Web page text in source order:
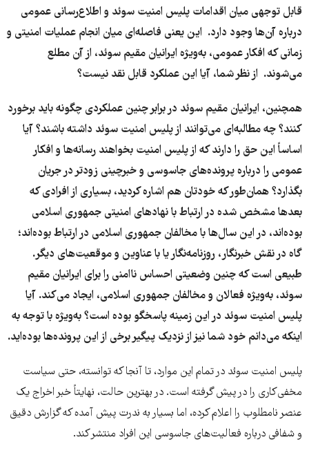
قابل توجهی میان اقدامات پلیس امنیت سوئد و اطلاع‌رسانی عمومی
درباره آن‌ها وجود دارد. این یعنی فاصله‌ای میان انجام عملیات امنیتی و
زمانی که افکار عمومی، به‌ویژه ایرانیان مقیم سوئد، از آن مطلع
می‌شوند. از نظر شما، آیا این عملکرد قابل نقد نیست؟
همچنین، ایرانیان مقیم سوئد در برابر چنین عملکردی چگونه باید برخورد
کنند؟ چه مطالبه‌ای می‌توانند از پلیس امنیت سوئد داشته باشند؟ آیا
اساساً این حق را دارند که از پلیس امنیت بخواهند رسانه‌ها و افکار
عمومی را درباره پرونده‌های جاسوسی و خبرچینی زودتر در جریان
بگذارد؟ همان‌طور که خودتان هم اشاره کردید، بسیاری از افرادی که
بعدها مشخص شده در ارتباط با نهادهای امنیتی جمهوری اسلامی
بوده‌اند، در این سال‌ها با مخالفان جمهوری اسلامی در ارتباط بوده‌اند؛
گاه در نقش خبرنگار، روزنامه‌نگار یا با عناوین و موقعیت‌های دیگر.
طبیعی است که چنین وضعیتی احساس ناامنی را برای ایرانیان مقیم
سوئد، به‌ویژه فعالان و مخالفان جمهوری اسلامی، ایجاد می‌کند. آیا
پلیس امنیت سوئد در این زمینه پاسخگو بوده است؟ به‌ویژه با توجه به
اینکه می‌دانم خود شما نیز از نزدیک پیگیر برخی از این پرونده‌ها بوده‌اید.
پلیس امنیت سوئد در تمام این موارد، تا آنجا که توانسته، حتی سیاست
مخفی‌کاری را در پیش گرفته است. در بهترین حالت، نهایتاً خبر اخراج یک
عنصر نامطلوب را اعلام کرده، اما بسیار به ندرت پیش آمده که گزارش دقیق
و شفافی درباره فعالیت‌های جاسوسی این افراد منتشر کند.